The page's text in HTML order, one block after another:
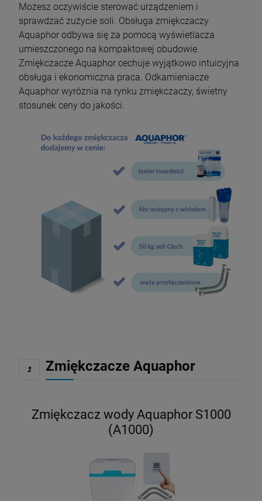
Możesz oczywiście sterować urządzeniem i
sprawdzać zużycie soli. Obsługa zmiękczaczy
Aquaphor odbywa się za pomocą wyświetlacza
umieszczonego na kompaktowej obudowie.
Zmiękczacze Aquaphor cechuje wyjątkowo intuicyjna
obsługa i ekonomiczna praca. Odkamieniacze
Aquaphor wyróżnia na rynku zmiękczaczy, świetny
stosunek ceny do jakości.
Zmiękczacze Aquaphor
Zmiękczacz wody Aquaphor S1000
(A1000)